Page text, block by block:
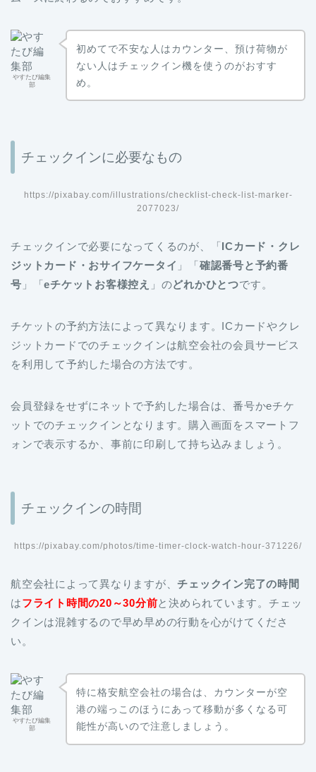
やすたび編集
部
初めてで不安な人はカウンター、預け荷物が
ない人はチェックイン機を使うのがおすす
め。
チェックインに必要なもの
https://pixabay.com/illustrations/checklist-check-list-marker-
2077023/
チェックインで必要になってくるのが、「ICカード・クレ
ジットカード・おサイフケータイ 」「確認番号と予約番
号 」「eチケットお客様控え 」のどれかひとつです。
チケットの予約方法によって異なります。ICカードやクレ
ジットカードでのチェックインは航空会社の会員サービス
を利用して予約した場合の方法です。
会員登録をせずにネットで予約した場合は、番号かeチケ
ットでのチェックインとなります。購入画面をスマートフ
ォンで表示するか、事前に印刷して持ち込みましょう。
チェックインの時間
https://pixabay.com/photos/time-timer-clock-watch-hour-371226/
航空会社によって異なりますが、チェックイン完了の時間
はフライト時間の20～30分前と決められています。チェッ
クインは混雑するので早め早めの行動を心がけてくださ
い。
やすたび編集
部
特に格安航空会社の場合は、カウンターが空
港の端っこのほうにあって移動が多くなる可
能性が高いので注意しましょう。